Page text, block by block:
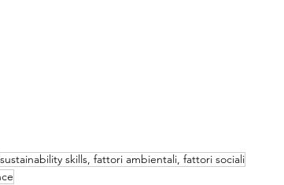
sustainability skills, fattori ambientali, fattori sociali